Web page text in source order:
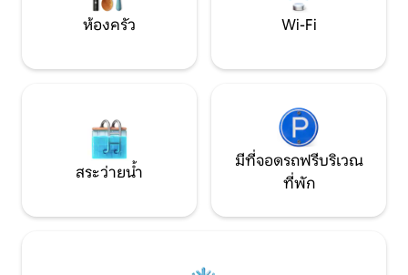
ห้องครัว Wi-Fi
สระว่ายน้ำ
มีที่จอดรถฟรีบริเวณ
ที่พัก